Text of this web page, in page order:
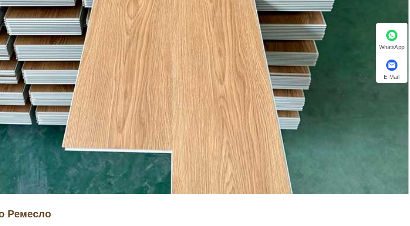
Ремесло
WhatsApp
E-Mail